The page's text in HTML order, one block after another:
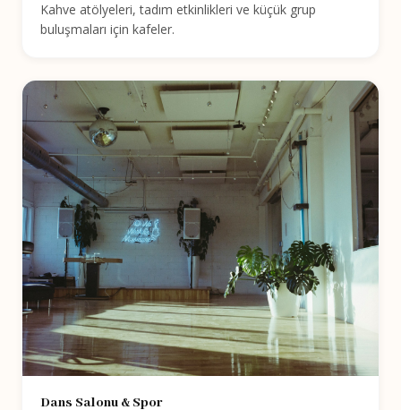
Kahve atölyeleri, tadım etkinlikleri ve küçük grup
buluşmaları için kafeler.
Dans Salonu & Spor